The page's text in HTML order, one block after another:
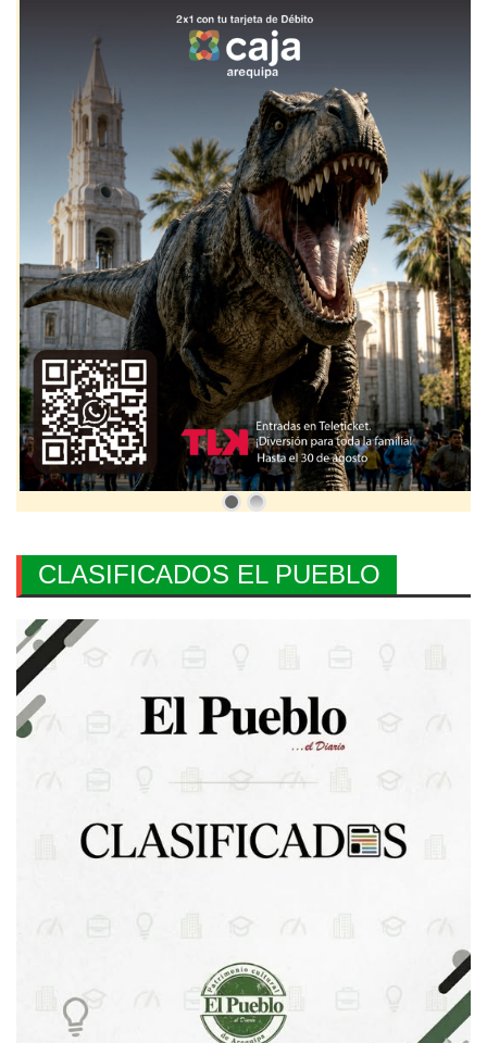
CLASIFICADOS EL PUEBLO